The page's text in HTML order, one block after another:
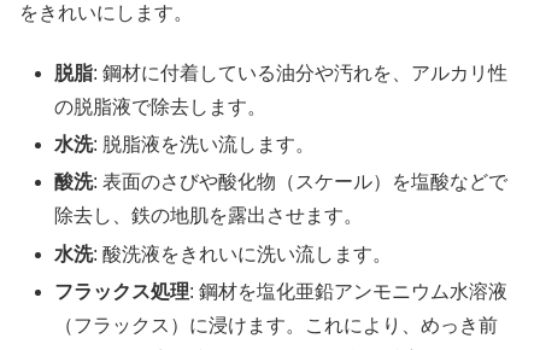
をきれいにします。
脱脂: 鋼材に付着している油分や汚れを、アルカリ性
の脱脂液で除去します。
水洗: 脱脂液を洗い流します。
酸洗: 表面のさびや酸化物（スケール）を塩酸などで
除去し、鉄の地肌を露出させます。
水洗: 酸洗液をきれいに洗い流します。
フラックス処理: 鋼材を塩化亜鉛アンモニウム水溶液
（フラックス）に浸けます。これにより、めっき前